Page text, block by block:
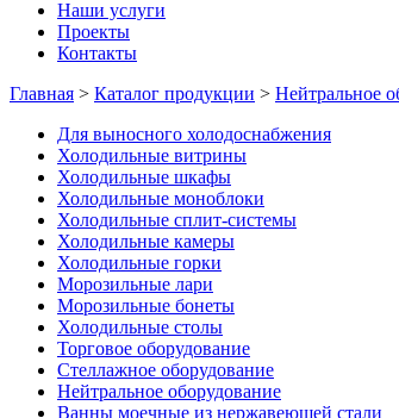
Наши услуги
Проекты
Контакты
Главная > Каталог продукции > Нейтральное
Для выносного холодоснабжения
Холодильные витрины
Холодильные шкафы
Холодильные моноблоки
Холодильные сплит-системы
Холодильные камеры
Холодильные горки
Морозильные лари
Морозильные бонеты
Холодильные столы
Торговое оборудование
Стеллажное оборудование
Нейтральное оборудование
Ванны моечные из нержавеющей стали